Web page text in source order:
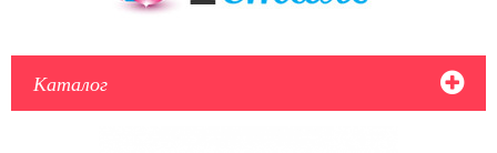
Каталог